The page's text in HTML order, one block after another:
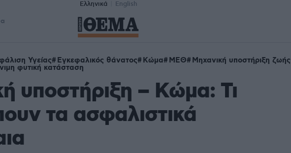
Ελληνικά English
Υγείας Εγκεφαλικός θάνατος Κώμα ΜΕΘ Μηχανική υποστήριξη ζωής
φυτική κατάσταση
υποστήριξη – Κώμα: Τι
τα ασφαλιστικά